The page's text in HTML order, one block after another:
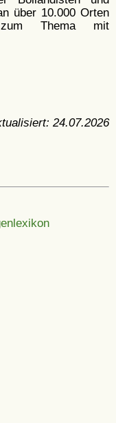
über 10.000 Orten
Thema mit
24.07.2026